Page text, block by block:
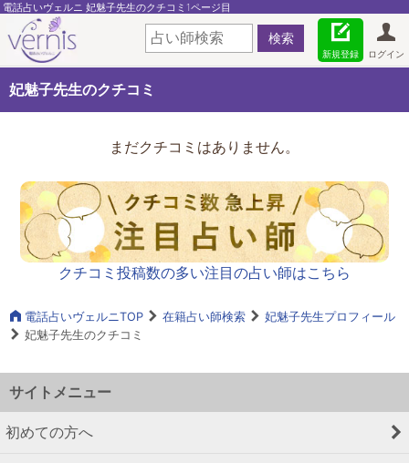
電話占いヴェルニ 妃魅子先生のクチコミ1ページ目
ログイン
新規登録
妃魅子先生のクチコミ
まだクチコミはありません。
クチコミ投稿数の多い注目の占い師はこちら
電話占いヴェルニTOP 在籍占い師検索
妃魅子先生プロフィール
妃魅子先生のクチコミ
サイトメニュー
初めての方へ